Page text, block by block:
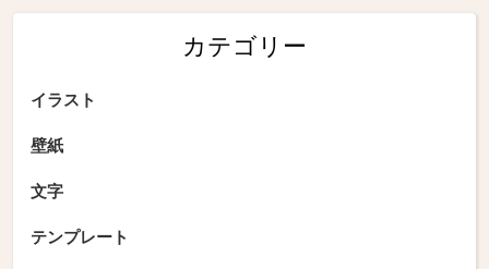
カテゴリー
イラスト
壁紙
文字
テンプレート